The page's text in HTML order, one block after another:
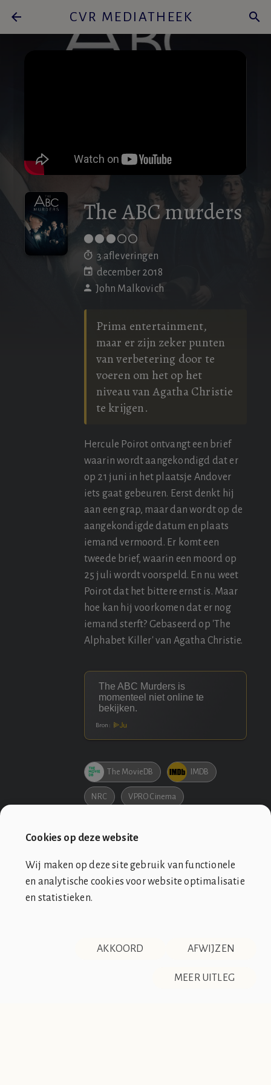
Cookies op deze website
Wij maken op deze site gebruik van functionele
en analytische cookies voor website optimalisatie
en statistieken.
AFWIJZEN
AKKOORD
MEER UITLEG
arrow_back CVR MEDIATHEEK search
The ABC murders
3 afleveringen
december 2018
John Malkovich
Prima entertainment,
maar er zijn zeker punten
van verbetering door te
voeren om het op het
niveau van Agatha Christie
te krijgen.
Hercule Poirot ontvangt een brief
waarin wordt aangekondigd dat er
op 21 juni in het plaatsje Andover
iets gaat gebeuren. Eerst denkt hij
aan een grap, maar dan wordt op de
aangekondigde datum en plaats
iemand vermoord. Er komt een
tweede brief, waarin een moord op
25 juli wordt voorspeld. En nu weet
Poirot dat het bittere ernst is. Maar
hoe kan hij voorkomen dat er nog
iemand sterft? Gebaseerd op 'The
Alphabet Killer' van Agatha Christie.
Bron:
The MovieDB IMDB
NRC VPRO Cinema
DISCLAIMER & PRIVACY
RSS
overeenkomsten tussen de club en de werkelijkheid berusten